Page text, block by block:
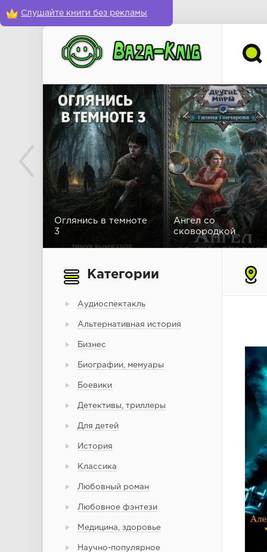
Слушайте книги без рекламы
Оглянись в темноте
3
Ангел со
сковородкой
Категории
Аудиоспектакль
Альтернативная история
Бизнес
Биографии, мемуары
Боевики
Детективы, триллеры
Для детей
История
Классика
Любовный роман
Любовное фэнтези
Медицина, здоровье
Научно-популярное